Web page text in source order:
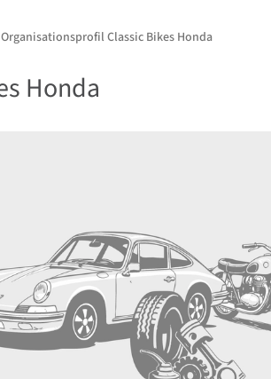
Organisationsprofil Classic Bikes Honda
Honda